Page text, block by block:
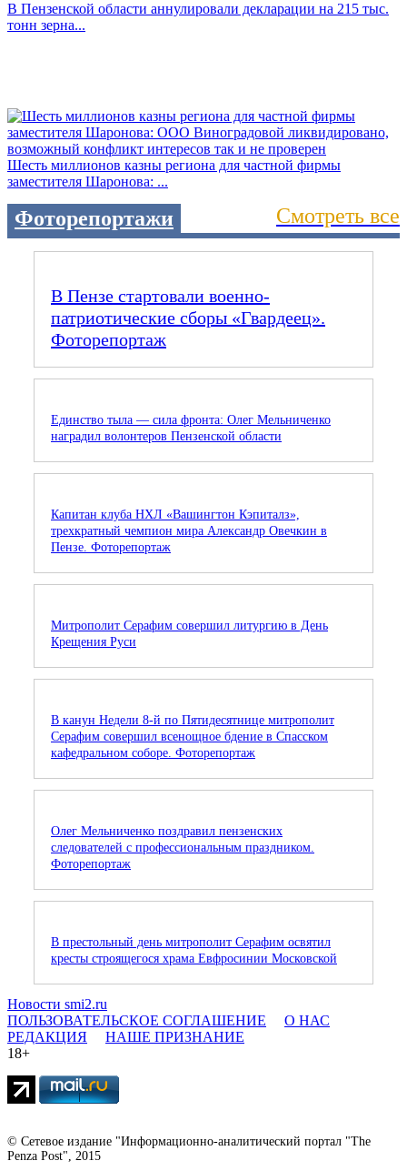
В Пензенской области аннулировали декларации на 215 тыс.
тонн зерна...
Шесть миллионов казны региона для частной фирмы
заместителя Шаронова: ...
Фоторепортажи Смотреть все
В Пензе стартовали военно-
патриотические сборы «Гвардеец».
Фоторепортаж
Единство тыла — сила фронта: Олег Мельниченко
наградил волонтеров Пензенской области
Капитан клуба НХЛ «Вашингтон Кэпиталз»,
трехкратный чемпион мира Александр Овечкин в
Пензе. Фоторепортаж
Митрополит Серафим совершил литургию в День
Крещения Руси
В канун Недели 8-й по Пятидесятнице митрополит
Серафим совершил всенощное бдение в Спасском
кафедральном соборе. Фоторепортаж
Олег Мельниченко поздравил пензенских
следователей с профессиональным праздником.
Фоторепортаж
В престольный день митрополит Серафим освятил
кресты строящегося храма Евфросинии Московской
Новости smi2.ru
ПОЛЬЗОВАТЕЛЬСКОЕ СОГЛАШЕНИЕ
О НАС
РЕДАКЦИЯ
НАШЕ ПРИЗНАНИЕ
18+
© Сетевое издание "Информационно-аналитический портал "The
Penza Post", 2015